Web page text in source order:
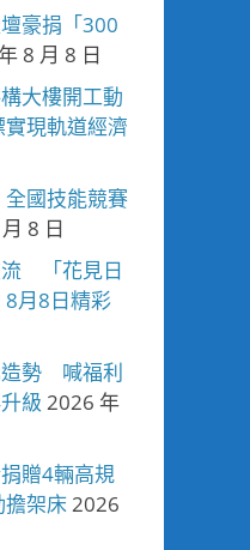
豪捐「300
8 月 8 日
大樓開工動
現軌道經濟
國技能競賽
8 日
流 「花見日
8月8日精彩
造勢 喊福利
級 2026 年
贈4輛高規
架床2026